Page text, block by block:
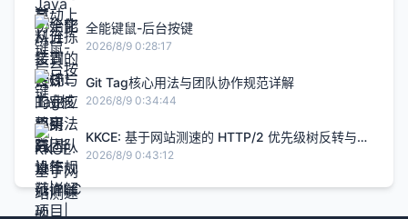
全能键鼠-后台按键
2026/8/9 0:28:17
Git Tag核心用法与团队协作规范详解
2026/8/9 0:34:44
KKCE: 基于网站测速的 HTTP/2 优先级树反转与伪
并行阻塞分析-快快测
2026/8/9 0:43:12